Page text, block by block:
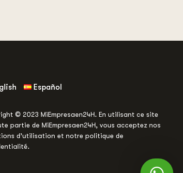
Español
© 2023 MiEmpresaen24H. En utilisant ce site
partie de MiEmpresaen24H, vous acceptez nos
d’utilisation et notre politique de